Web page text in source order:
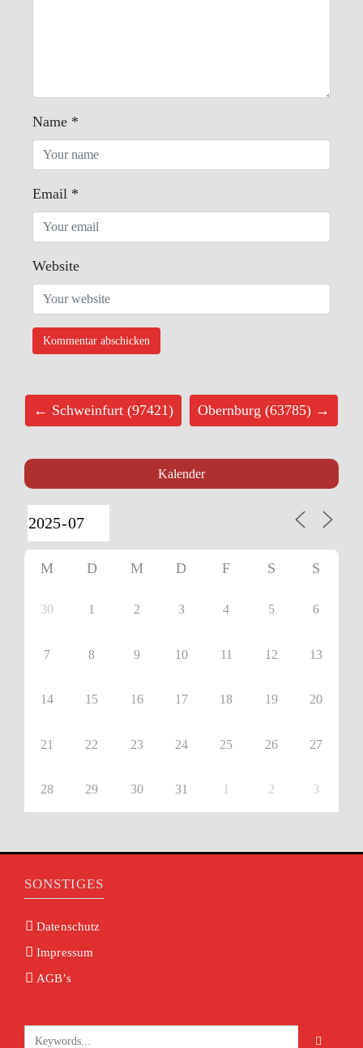
Name *
Email *
Website
← Schweinfurt (97421) Obernburg (63785) →
Kalender
M D M D F S S
30 1 2 3 4 5 6
7 8 9 10 11 12 13
14 15 16 17 18 19 20
21 22 23 24 25 26 27
28 29 30 31 1 2 3
SONSTIGES
Datenschutz
Impressum
AGB’s